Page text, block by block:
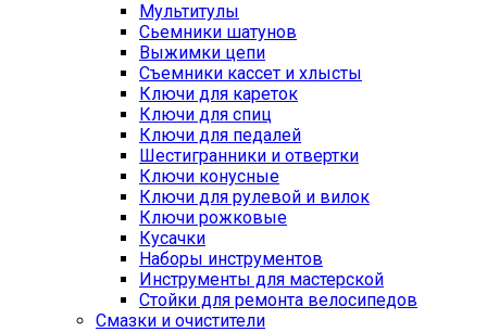
Мультитулы
Сьемники шатунов
Выжимки цепи
Съемники кассет и хлысты
Ключи для кареток
Ключи для спиц
Ключи для педалей
Шестигранники и отвертки
Ключи конусные
Ключи для рулевой и вилок
Ключи рожковые
Кусачки
Наборы инструментов
Инструменты для мастерской
Стойки для ремонта велосипедов
Смазки и очистители